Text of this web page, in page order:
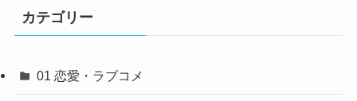
カテゴリー
01 恋愛・ラブコメ